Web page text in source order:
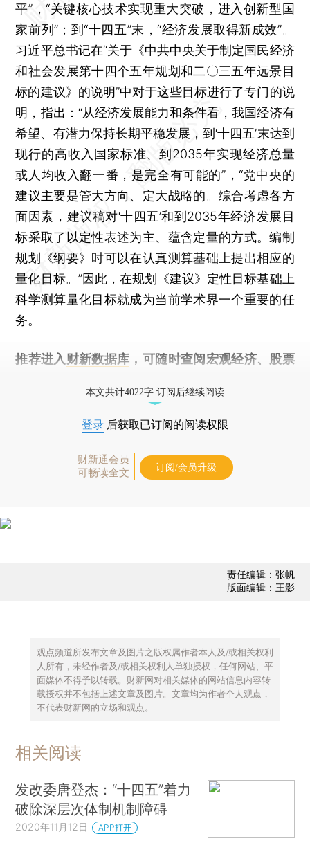
平”，“关键核心技术实现重大突破，进入创新型国
家前列”；到“十四五”末，“经济发展取得新成效”。
习近平总书记在“关于《中共中央关于制定国民经济
和社会发展第十四个五年规划和二〇三五年远景目
标的建议》的说明”中对于这些目标进行了专门的说
明，指出：“从经济发展能力和条件看，我国经济有
希望、有潜力保持长期平稳发展，到‘十四五’末达到
现行的高收入国家标准、到2035年实现经济总量
或人均收入翻一番，是完全有可能的”，“党中央的
建议主要是管大方向、定大战略的。综合考虑各方
面因素，建议稿对‘十四五’和到2035年经济发展目
标采取了以定性表述为主、蕴含定量的方式。编制
规划《纲要》时可以在认真测算基础上提出相应的
量化目标。”因此，在规划《建议》定性目标基础上
科学测算量化目标就成为当前学术界一个重要的任
务。
推荐进入 财新数据库 ，可随时查阅宏观经济、股票
本文共计4022字 订阅后继续阅读
登录 后获取已订阅的阅读权限
财新通会员
可畅读全文
订阅/会员升级
责任编辑：张帆
版面编辑：王影
观点频道所发布文章及图片之版权属作者本人及/或相关权利
人所有，未经作者及/或相关权利人单独授权，任何网站、平
面媒体不得予以转载。财新网对相关媒体的网站信息内容转
载授权并不包括上述文章及图片。文章均为作者个人观点，
不代表财新网的立场和观点。
相关阅读
发改委唐登杰：“十四五”着力
破除深层次体制机制障碍
2020年11月12日 APP打开